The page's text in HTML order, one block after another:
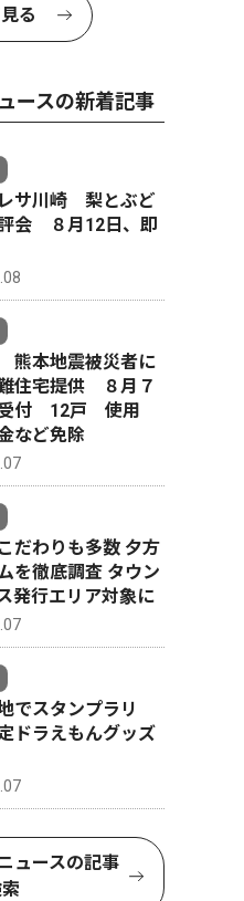
る
ースの新着記事
サ川崎 梨とぶど
会 ８月12日、即
熊本地震被災者に
住宅提供 ８月７
受付 12戸 使用
など免除
だわりも多数 夕方
を徹底調査 タウン
発行エリア対象に
でスタンプラリ
ドラえもんグッズ
ュースの記事